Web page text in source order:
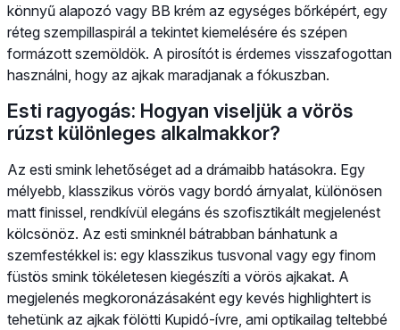
könnyű alapozó vagy BB krém az egységes bőrképért, egy
réteg szempillaspirál a tekintet kiemelésére és szépen
formázott szemöldök. A pirosítót is érdemes visszafogottan
használni, hogy az ajkak maradjanak a fókuszban.
Esti ragyogás: Hogyan viseljük a vörös
rúzst különleges alkalmakkor?
Az esti smink lehetőséget ad a drámaibb hatásokra. Egy
mélyebb, klasszikus vörös vagy bordó árnyalat, különösen
matt finissel, rendkívül elegáns és szofisztikált megjelenést
kölcsönöz. Az esti sminknél bátrabban bánhatunk a
szemfestékkel is: egy klasszikus tusvonal vagy egy finom
füstös smink tökéletesen kiegészíti a vörös ajkakat. A
megjelenés megkoronázásaként egy kevés highlightert is
tehetünk az ajkak fölötti Kupidó-ívre, ami optikailag teltebbé